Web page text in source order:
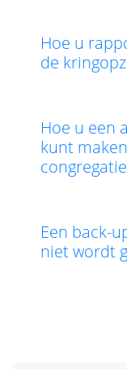
Hoe u
de
Hoe u een
kunt
Een back-
niet wordt